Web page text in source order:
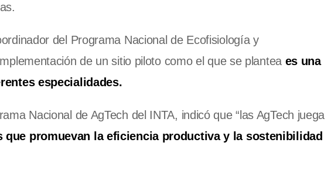
del Programa Nacional de Ecofisiología y
de un sitio piloto como el que se plantea es una
especialidades.
Nacional de AgTech del INTA, indicó que “las AgTech juega
promuevan la eficiencia productiva y la sostenibilidad